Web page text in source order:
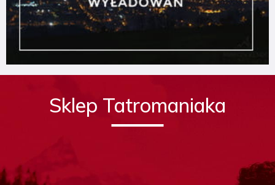
Sklep Tatromaniaka